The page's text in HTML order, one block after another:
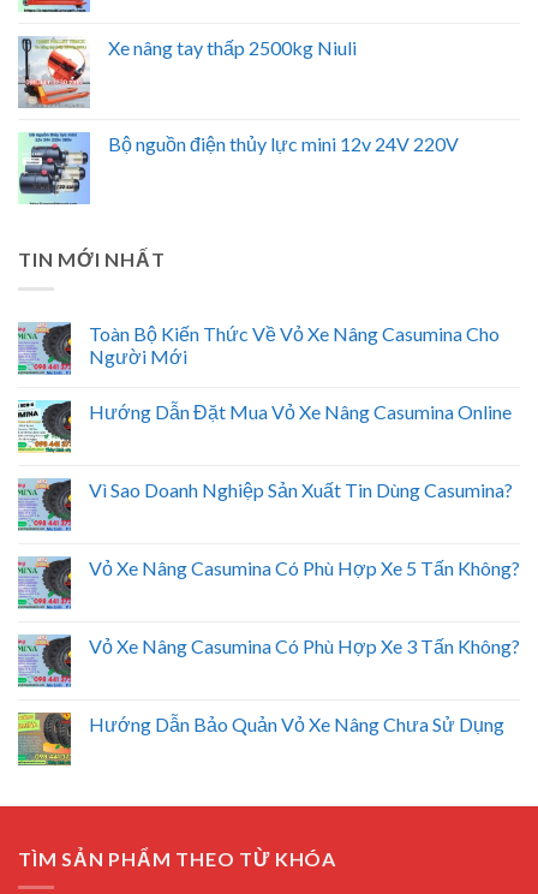
Xe nâng tay thấp 2500kg Niuli
Bộ nguồn điện thủy lực mini 12v 24V 220V
TIN MỚI NHẤT
Toàn Bộ Kiến Thức Về Vỏ Xe Nâng Casumina Cho
Người Mới
Hướng Dẫn Đặt Mua Vỏ Xe Nâng Casumina Online
Vì Sao Doanh Nghiệp Sản Xuất Tin Dùng Casumina?
Vỏ Xe Nâng Casumina Có Phù Hợp Xe 5 Tấn Không?
Vỏ Xe Nâng Casumina Có Phù Hợp Xe 3 Tấn Không?
Hướng Dẫn Bảo Quản Vỏ Xe Nâng Chưa Sử Dụng
TÌM SẢN PHẨM THEO TỪ KHÓA